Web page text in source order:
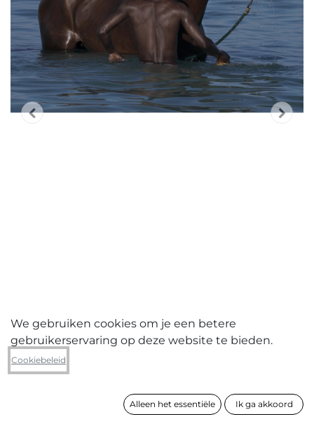
Maroesjka Lavigne
We gebruiken cookies om je een betere
gebruikerservaring op deze website te bieden.
Cookiebeleid
Alleen het essentiële Ik ga akkoord